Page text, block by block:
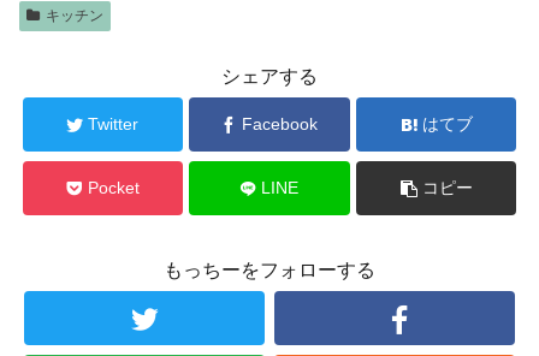
キッチン
シェアする
Twitter Facebook はてブ
Pocket LINE コピー
もっちーをフォローする